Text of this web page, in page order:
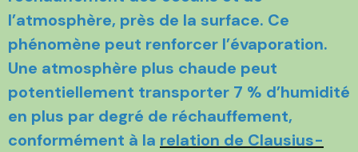
l’atmosphère, près de la surface. Ce
phénomène peut renforcer l’évaporation.
Une atmosphère plus chaude peut
potentiellement transporter 7 % d’humidité
en plus par degré de réchauffement,
conformément à la relation de Clausius-